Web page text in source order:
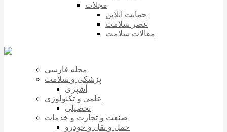
مجلات
حمایت آنلاین
عصر سلامت
مقالات سلامت
مجله فارسی
پزشکی و سلامت
آشپزی
علمی و تکنولوژی
تحصیلی
صنعت و تجارت و خدمات
حمل و نقل و خودرو